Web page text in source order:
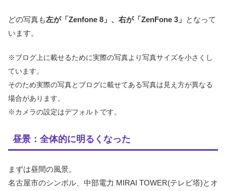
どの写真も左が「Zenfone 8」、右が「ZenFone 3」 となって
います。
※ブログ上に載せるために実際の写真より写真サイズを小さくし
ています。
そのため実際の写真とブログに載せてある写真は見え方が異なる
場合があります。
※カメラの設定はデフォルトです。
昼景：全体的に明るくなった
まずは昼間の風景。
名古屋市のシンボル、中部電力 MIRAI TOWER(テレビ塔)とオ